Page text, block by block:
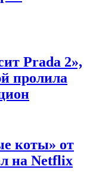
Prada 2»,
пролила
коты» от
на Netflix